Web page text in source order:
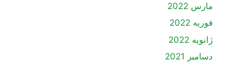
مارس 2022
فوریه 2022
ژانویه 2022
دسامبر 2021